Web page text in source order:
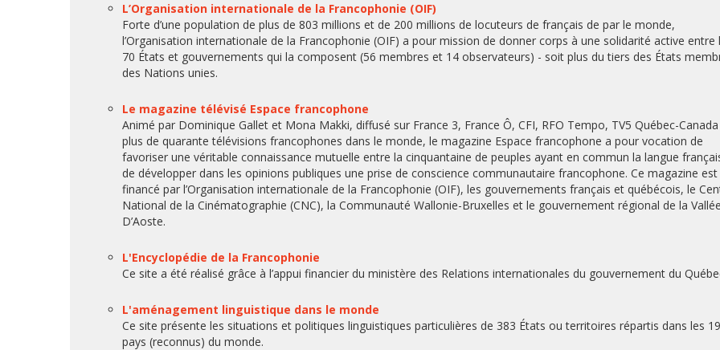
L’Organisation internationale de la Francophonie (OIF)
Forte d’une population de plus de 803 millions et de 200 millions de locuteurs de français de par le monde,
l’Organisation internationale de la Francophonie (OIF) a pour mission de donner corps à une solidarité active entre
70 États et gouvernements qui la composent (56 membres et 14 observateurs) - soit plus du tiers des États
des Nations unies.
Le magazine télévisé Espace francophone
Animé par Dominique Gallet et Mona Makki, diffusé sur France 3, France Ô, CFI, RFO Tempo, TV5 Québec-
plus de quarante télévisions francophones dans le monde, le magazine Espace francophone a pour vocation de
favoriser une véritable connaissance mutuelle entre la cinquantaine de peuples ayant en commun la langue
de développer dans les opinions publiques une prise de conscience communautaire francophone. Ce magazine est
financé par l’Organisation internationale de la Francophonie (OIF), les gouvernements français et québécois, le
National de la Cinématographie (CNC), la Communauté Wallonie-Bruxelles et le gouvernement régional de la Vallée
D’Aoste.
L'Encyclopédie de la Francophonie
Ce site a été réalisé grâce à l’appui financier du ministère des Relations internationales du gouvernement du
L'aménagement linguistique dans le monde
Ce site présente les situations et politiques linguistiques particulières de 383 États ou territoires répartis dans les
pays (reconnus) du monde.